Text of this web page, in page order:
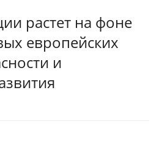
растет на фоне
европейских
и